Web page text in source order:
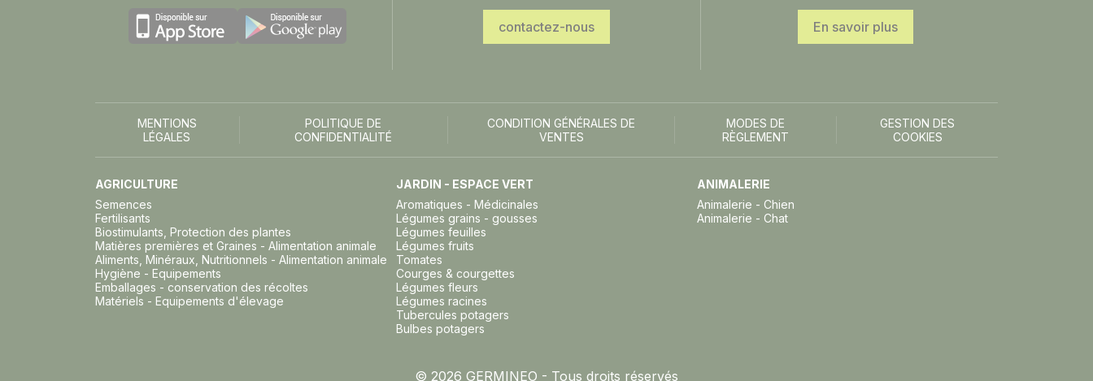
contactez-nous En savoir plus
MENTIONS
LÉGALES
POLITIQUE DE
CONFIDENTIALITÉ
CONDITION GÉNÉRALES DE
VENTES
MODES DE
RÈGLEMENT
GESTION DES
COOKIES
AGRICULTURE
Semences
Fertilisants
Biostimulants, Protection des plantes
Matières premières et Graines - Alimentation animale
Aliments, Minéraux, Nutritionnels - Alimentation animale
Hygiène - Equipements
Emballages - conservation des récoltes
Matériels - Equipements d'élevage
JARDIN - ESPACE VERT
Aromatiques - Médicinales
Légumes grains - gousses
Légumes feuilles
Légumes fruits
Tomates
Courges & courgettes
Légumes fleurs
Légumes racines
Tubercules potagers
Bulbes potagers
ANIMALERIE
Animalerie - Chien
Animalerie - Chat
© 2026 GERMINEO - Tous droits réservés